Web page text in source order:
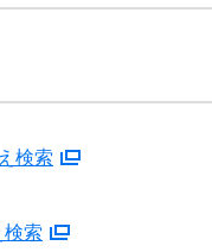
検索
検索